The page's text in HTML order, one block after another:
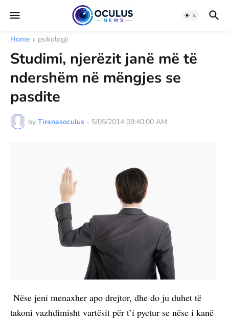
Home psikologji
Studimi, njerëzit janë më të
ndershëm në mëngjes se
pasdite
by Tiranasoculus - 5/05/2014 09:40:00 AM
Nëse jeni menaxher apo drejtor, dhe do ju duhet të
takoni vazhdimisht vartësit për t’i pyetur se nëse i kanë